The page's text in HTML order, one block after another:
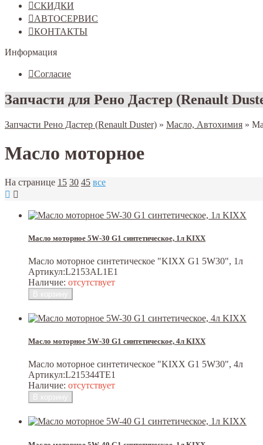
СКИДКИ
АВТОСЕРВИС
КОНТАКТЫ
Информация
Согласие
Запчасти для Рено Дастер (Renault
Запчасти Рено Дастер (Renault Duster) » Масло, Автохимия »
Масло моторное
На странице 15 30 45 все
Масло моторное 5W-30 G1 синтетическое, 1л KIXX
Масло моторное синтетическое "KIXX G1 5W30", 1л
Артикул:L2153AL1E1
Наличие: отсутствует
Масло моторное 5W-30 G1 синтетическое, 4л KIXX
Масло моторное синтетическое "KIXX G1 5W30", 4л
Артикул:L215344TE1
Наличие: отсутствует